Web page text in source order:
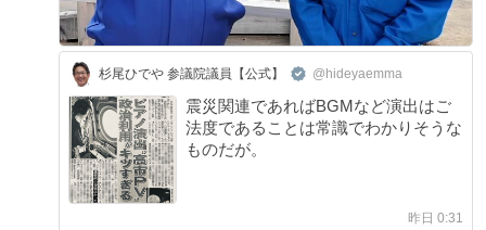
杉尾ひでや 参議院議員【公式】 @hideyaemma
震災関連であればBGMなど演出はご
法度であることは常識でわかりそうな
ものだが。
昨日 0:31